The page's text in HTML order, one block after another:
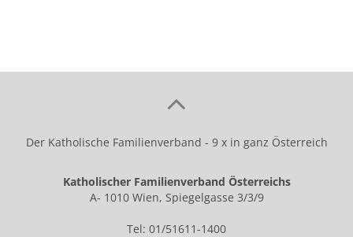
Der Katholische Familienverband - 9 x in ganz Österreich
Katholischer Familienverband Österreichs
A- 1010 Wien, Spiegelgasse 3/3/9
Tel: 01/51611-1400